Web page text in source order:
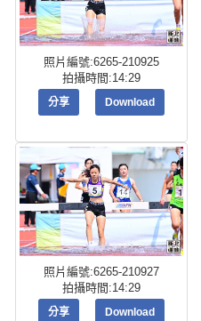
照片編號:6265-210925
拍攝時間:14:29
分享 Download
照片編號:6265-210927
拍攝時間:14:29
分享 Download